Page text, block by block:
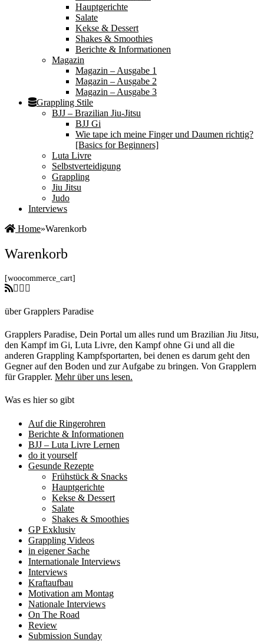
Hauptgerichte
Salate
Kekse & Dessert
Shakes & Smoothies
Berichte & Informationen
Magazin
Magazin – Ausgabe 1
Magazin – Ausgabe 2
Magazin – Ausgabe 3
Grappling Stile
BJJ – Brazilian Jiu-Jitsu
BJJ Gi
Wie tape ich meine Finger und Daumen richtig?
[Basics for Beginners]
Luta Livre
Selbstverteidigung
Grappling
Jiu Jitsu
Judo
Interviews
Home»Warenkorb
Warenkorb
[woocommerce_cart]
über Grapplers Paradise
Grapplers Paradise, Dein Portal um alles rund um Brazilian Jiu Jitsu,
den Kampf im Gi, Luta Livre, den Kampf ohne Gi und all die
anderen Grappling Kampfsportarten, bei denen es darum geht den
Gegner auf den Boden und zur Aufgabe zu bringen. Von Grapplern
für Grappler. Mehr über uns lesen.
Was es hier so gibt
Auf die Ringerohren
Berichte & Informationen
BJJ – Luta Livre Lernen
do it yourself
Gesunde Rezepte
Frühstück & Snacks
Hauptgerichte
Kekse & Dessert
Salate
Shakes & Smoothies
GP Exklusiv
Grappling Videos
in eigener Sache
Internationale Interviews
Interviews
Kraftaufbau
Motivation am Montag
Nationale Interviews
On The Road
Review
Submission Sunday